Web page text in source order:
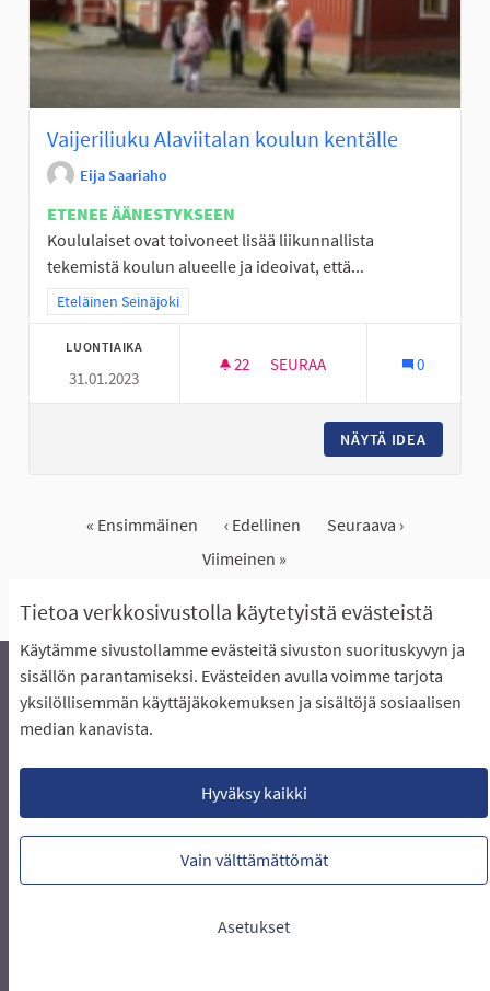
Tietoa verkkosivustolla käytetyistä evästeistä
Käytämme sivustollamme evästeitä sivuston suorituskyvyn ja
sisällön parantamiseksi. Evästeiden avulla voimme tarjota
yksilöllisemmän käyttäjäkokemuksen ja sisältöjä sosiaalisen
median kanavista.
Hyväksy kaikki
Vain välttämättömät
Asetukset
Vaijeriliuku Alaviitalan koulun kentälle
Eija Saariaho
ETENEE ÄÄNESTYKSEEN
Koululaiset ovat toivoneet lisää liikunnallista
tekemistä koulun alueelle ja ideoivat, että...
Rajaa tulokset teeman mukaan: Eteläinen Seinäjoki
Eteläinen Seinäjoki
LUONTIAIKA
31.01.2023
22 22 SEURAAJAA
SEURAA 0
NÄYTÄ IDEA
« Ensimmäinen ‹ Edellinen
Seuraava ›
Viimeinen »
Näytä kaikki peruutetut ideat
Äänestyksen pikaohjeet
Usein kysytyt kysymykset
Näin äänestät Asukasbudjetissa
Lataa avoimet datatiedostot
Evästeasetukset
Verkkosivusto luotuvapaan ohjelmiston